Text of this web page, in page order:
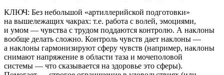
КЛЮЧ: Без небольшой «артиллерийской подготовки»
на вышележащих чакрах: т.е. работа с волей, эмоциями,
и умом — чувства с трудом поддаются контролю. А наклоны
вообще делать сложно. Контроль чувств дает наклоны —
а наклоны гармонизируют сферу чувств (например, наклоны
снимают напряжение в области таза и мочеполовой
системы — что сказывается на здоровье это сферы).